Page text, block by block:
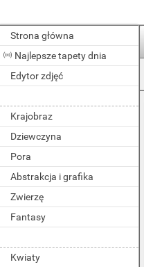
Strona główna
Najlepsze tapety dnia
Edytor zdjęć
Krajobraz
Dziewczyna
Pora
Abstrakcja i grafika
Zwierzę
Fantasy
Kwiaty